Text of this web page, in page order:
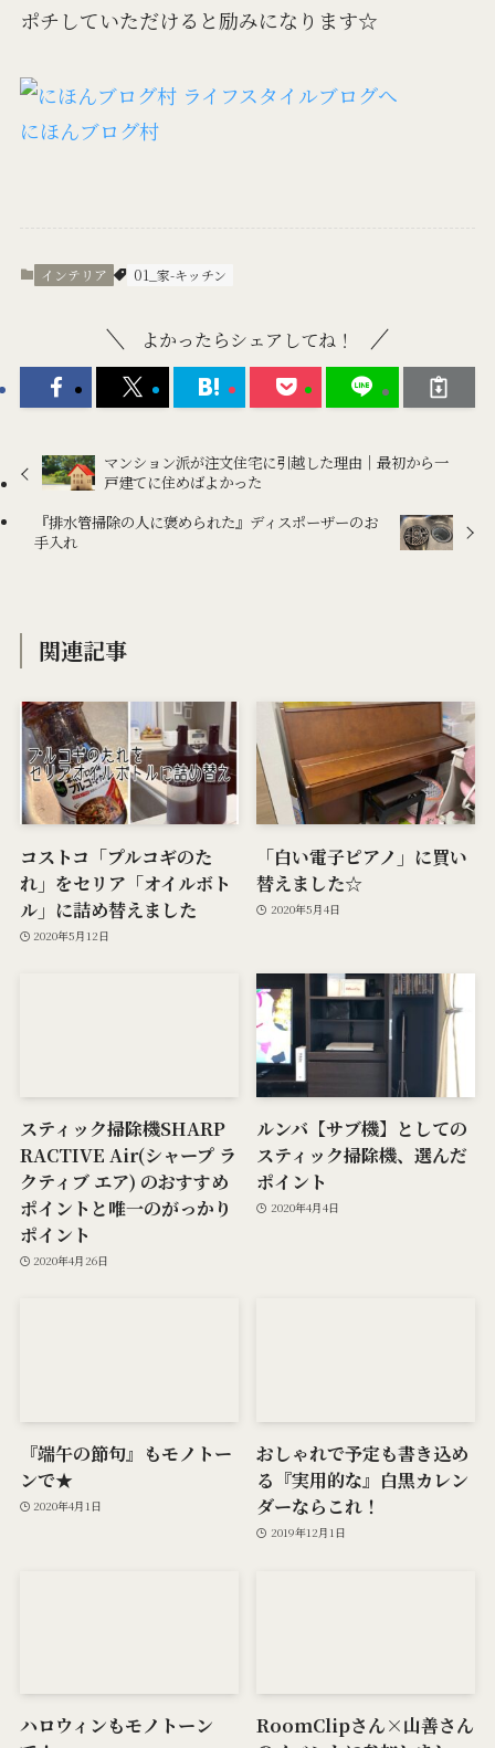
ポチしていただけると励みになります☆
にほんブログ村
インテリア 01_家-キッチン
よかったらシェアしてね！
マンション派が注文住宅に引越した理由｜最初から一
戸建てに住めばよかった
『排水管掃除の人に褒められた』ディスポーザーのお
手入れ
関連記事
コストコ「プルコギのた
れ」をセリア「オイルボト
ル」に詰め替えました
2020年5月12日
「白い電子ピアノ」に買い
替えました☆
2020年5月4日
スティック掃除機SHARP
RACTIVE Air(シャープ ラ
クティブ エア) のおすすめ
ポイントと唯一のがっかり
ポイント
2020年4月26日
ルンバ【サブ機】としての
スティック掃除機、選んだ
ポイント
2020年4月4日
『端午の節句』もモノトー
ンで★
2020年4月1日
おしゃれで予定も書き込め
る『実用的な』白黒カレン
ダーならこれ！
2019年12月1日
ハロウィンもモノトーン
RoomClipさん×山善さん